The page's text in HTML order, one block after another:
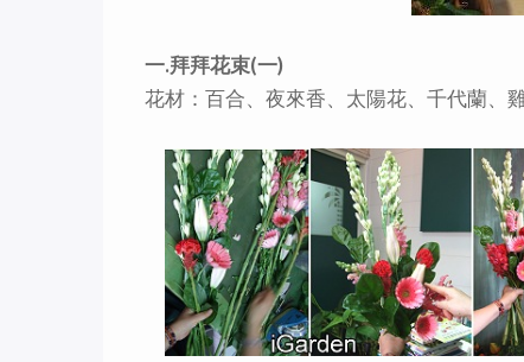
一.拜拜花束(一)
花材：百合、夜來香、太陽花、千代蘭、